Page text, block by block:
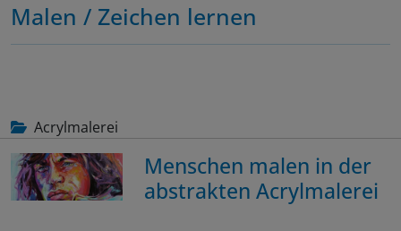
Malen / Zeichen lernen
Acrylmalerei
Menschen malen in der
abstrakten Acrylmalerei